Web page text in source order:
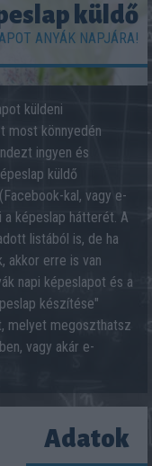
küldő
ANYÁK NAPJÁRA!
küldeni
most könnyedén
ingyen és
küldő
kal, vagy e-
a képeslap hátterét. A
listából is, de ha
akkor erre is van
napi képeslapot és a
készítése"
melyet megoszthatsz
vagy akár e-
Adatok